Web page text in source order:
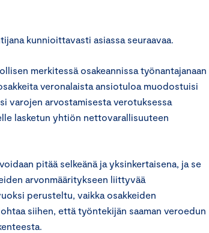
kunnioittavasti asiassa seuraavaa.
merkitessä osakeannissa työnantajanaan
veronalaista ansiotuloa muodostuisi
varojen arvostamisesta verotuksessa
lasketun yhtiön nettovarallisuuteen
pitää selkeänä ja yksinkertaisena, ja se
arvonmääritykseen liittyvää
perusteltu, vaikka osakkeiden
siihen, että työntekijän saaman veroedun